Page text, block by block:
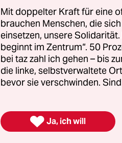
übers Saatgut?
Tiere eine neue
die Schnäbel,
Pflanzen- und
Mit doppelter Kraft für eine
brauchen Menschen, die
einsetzen, unsere
beginnt im Zentrum“. 50
bei taz zahl ich gehen – bis
die linke, selbstverwaltete
bevor sie verschwinden.
 Ja, ich will